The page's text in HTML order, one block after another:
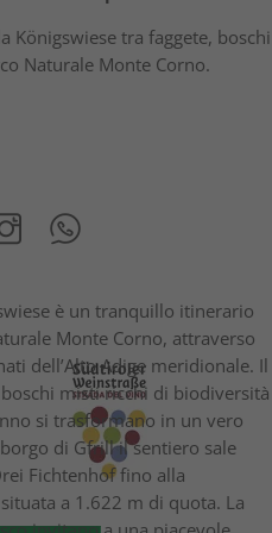
Königswiese tra faggete, boschi
Naturale Monte Corno.
è un tranquillo itinerario
Monte Corno, attraverso
dell’Alto Adige meridionale. Il
misti ricchi di biodiversità
si trasformano in un vero
di Gfrill il sentiero sale
Fichtenhof fino alla
a 1.622 m di quota. La